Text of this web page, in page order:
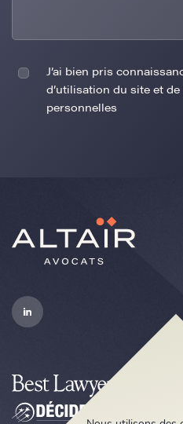
J’ai bien pris
d’utilisation du site et
personnelles